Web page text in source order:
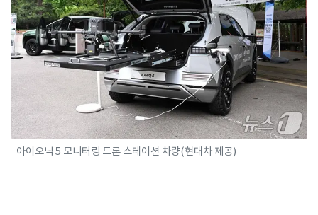
아이오닉 5 모니터링 드론 스테이션 차량(현대차 제공)